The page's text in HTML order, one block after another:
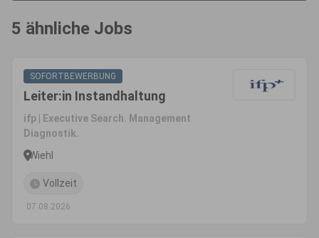
5 ähnliche Jobs
SOFORTBEWERBUNG
Leiter:in Instandhaltung
ifp | Executive Search. Management
Diagnostik.
Wiehl
Vollzeit
07.08.2026